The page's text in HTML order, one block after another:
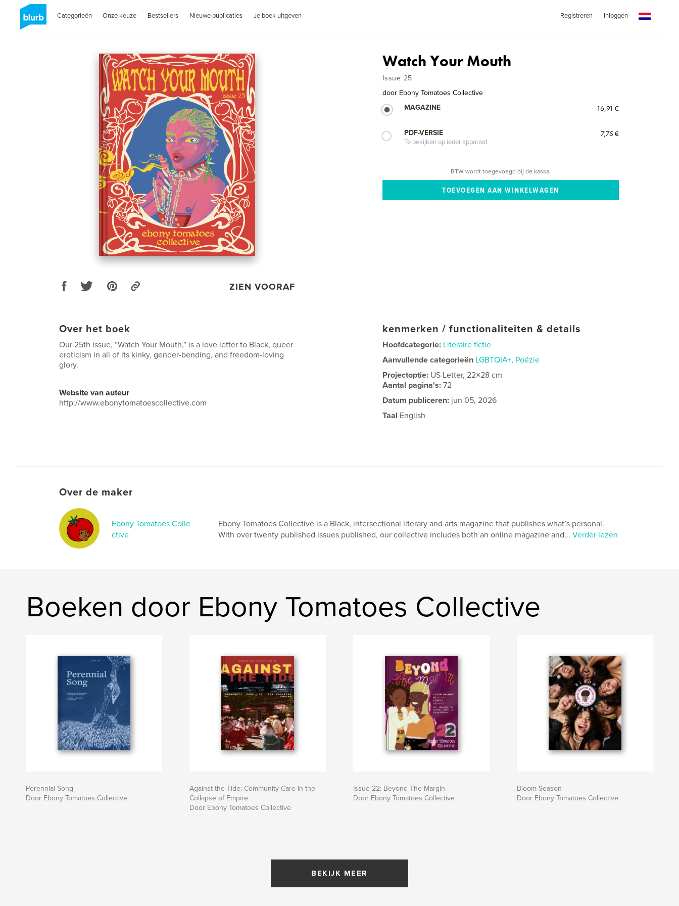
Categorieën Onze keuze Bestsellers Nieuwe publicaties Je boek uitgeven Registreren Inloggen
ZIEN VOORAF
Watch Your Mouth
Issue 25
door Ebony Tomatoes Collective
MAGAZINE
16,91 €
PDF-VERSIE
Te bekijken op ieder apparaat
7,75 €
BTW wordt toegevoegd bij de kassa.
Over het boek
Our 25th issue, “Watch Your Mouth,” is a love letter to Black, queer
eroticism in all of its kinky, gender-bending, and freedom-loving
glory.
Website van auteur
http://www.ebonytomatoescollective.com
kenmerken / functionaliteiten & details
Hoofdcategorie: Literaire fictie
Aanvullende categorieën LGBTQIA+, Poëzie
Projectoptie: US Letter, 22×28 cm
Aantal pagina's:72
Datum publiceren: jun 05, 2026
Taal English
Over de maker
Ebony Tomatoes Colle
ctive
Ebony Tomatoes Collective is a Black, intersectional literary and arts magazine that publishes what’s personal.
With over twenty published issues published, our collective includes both an online magazine and... Verder lezen
Boeken door Ebony Tomatoes Collective
Perennial Song
Door Ebony Tomatoes Collective
Against the Tide: Community Care in the
Collapse of Empire
Door Ebony Tomatoes Collective
Issue 22: Beyond The Margin
Door Ebony Tomatoes Collective
Bloom Season
Door Ebony Tomatoes Collective
BEKIJK MEER